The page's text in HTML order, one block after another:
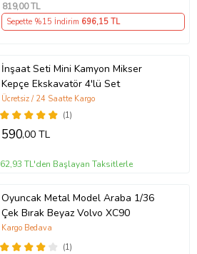
819,00 TL
Sepette %15 İndirim 696,15 TL
İnşaat Seti Mini Kamyon Mikser
Kepçe Ekskavatör 4'lü Set
(1)
Ücretsiz / 24 Saatte Kargo
590,00 TL
62,93 TL'den Başlayan Taksitlerle
Oyuncak Metal Model Araba 1/36
Çek Bırak Beyaz Volvo XC90
(1)
Kargo Bedava